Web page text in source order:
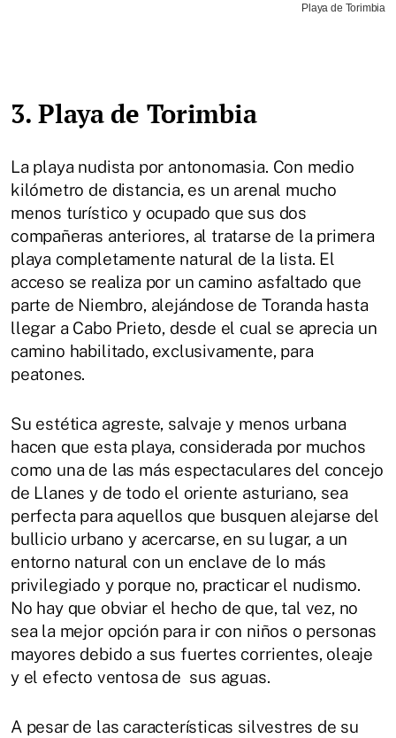
Playa de Torimbia
3. Playa de Torimbia
La playa nudista por antonomasia. Con medio
kilómetro de distancia, es un arenal mucho
menos turístico y ocupado que sus dos
compañeras anteriores, al tratarse de la primera
playa completamente natural de la lista. El
acceso se realiza por un camino asfaltado que
parte de Niembro, alejándose de Toranda hasta
llegar a Cabo Prieto, desde el cual se aprecia un
camino habilitado, exclusivamente, para
peatones.
Su estética agreste, salvaje y menos urbana
hacen que esta playa, considerada por muchos
como una de las más espectaculares del concejo
de Llanes y de todo el oriente asturiano, sea
perfecta para aquellos que busquen alejarse del
bullicio urbano y acercarse, en su lugar, a un
entorno natural con un enclave de lo más
privilegiado y porque no, practicar el nudismo.
No hay que obviar el hecho de que, tal vez, no
sea la mejor opción para ir con niños o personas
mayores debido a sus fuertes corrientes, oleaje
y el efecto ventosa de sus aguas.
A pesar de las características silvestres de su